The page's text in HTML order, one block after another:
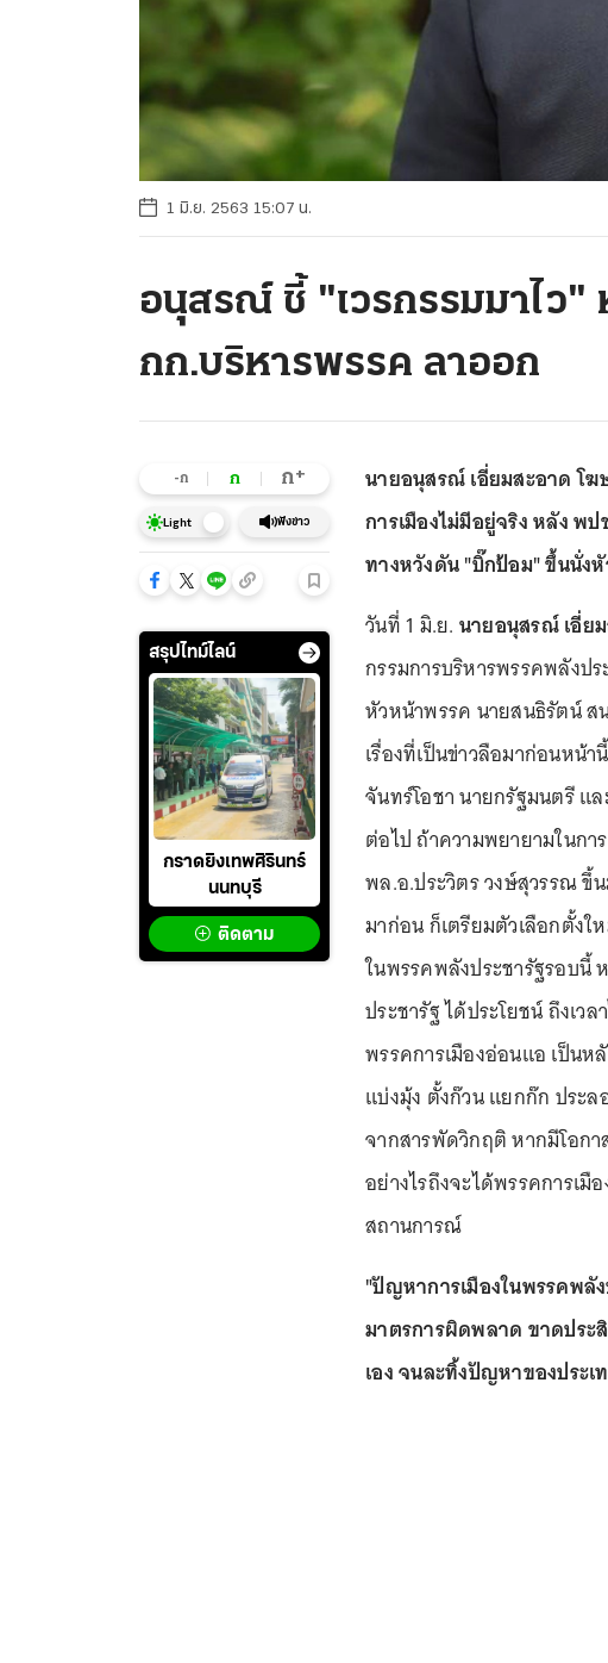
1 มิ.ย. 2563 15:07 น.
อนุสรณ์ ชี้ "เวรกรรมมาไว"
กก.บริหารพรรค ลาออก
-ก ก ก+
Light ฟังข่าว
สรุปไทม์ไลน์
กราดยิงเทพศิรินทร์
นนทบุรี
ติดตาม
นายอนุสรณ์ เอี่ยมสะอาด โฆ
การเมืองไม่มีอยู่จริง หลัง พ
ทางหวังดัน "บิ๊กป้อม" ขึ้นนั่
วันที่ 1 มิ.ย. นายอนุสรณ์ เอี่ย
กรรมการบริหารพรรคพลังป
หัวหน้าพรรค นายสนธิรัตน์ ส
เรื่องที่เป็นข่าวลือมาก่อนหน้
จันทร์โอชา นายกรัฐมนตรี แ
ต่อไป ถ้าความพยายามในก
พล.อ.ประวิตร วงษ์สุวรรณ ขึ้
มาก่อน ก็เตรียมตัวเลือกตั้งใ
ในพรรคพลังประชารัฐรอบนี้
ประชารัฐ ได้ประโยชน์ ถึงเว
พรรคการเมืองอ่อนแอ เป็นห
แบ่งมุ้ง ตั้งก๊วน แยกก๊ก ประ
จากสารพัดวิกฤติ หากมีโอก
อย่างไรถึงจะได้พรรคการเ
สถานการณ์
"ปัญหาการเมืองในพรรคพลั
มาตรการผิดพลาด ขาดปร
เอง จนละทิ้งปัญหาของประ